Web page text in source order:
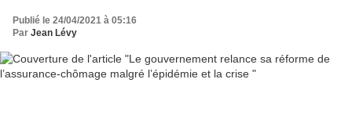
Publié le 24/04/2021 à 05:16
Par Jean Lévy